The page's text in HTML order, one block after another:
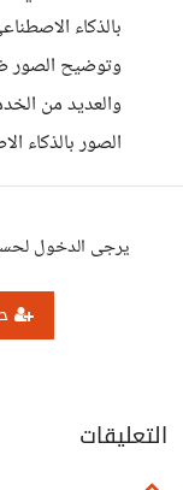
بالذكاء
وتوضيح الصور
والعديد من
الصور بالذكاء
يرجى الدخول
التعليقات